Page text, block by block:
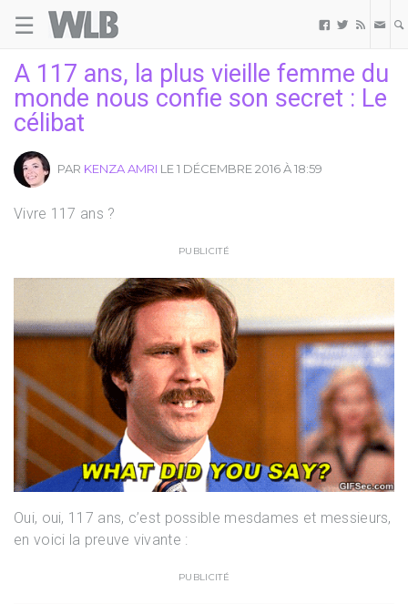
☰   
A 117 ans, la plus vieille femme du
monde nous confie son secret : Le
célibat
PAR KENZA AMRI LE 1 DÉCEMBRE 2016 À 18:59
Vivre 117 ans ?
PUBLICITÉ
Oui, oui, 117 ans, c’est possible mesdames et messieurs,
en voici la preuve vivante :
PUBLICITÉ